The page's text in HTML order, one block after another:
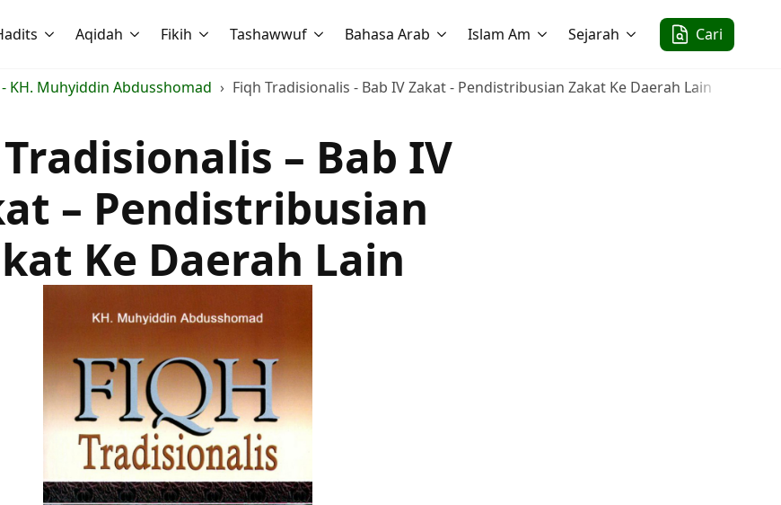
Aqidah Fikih Tashawwuf Bahasa Arab Islam Am Sejarah Cari
KH. Muhyiddin Abdusshomad Fiqh Tradisionalis - Bab IV Zakat - Pendistribusian Zakat Ke Daerah Lain
– Bab IV
– Pendistribusian
Ke Daerah Lain